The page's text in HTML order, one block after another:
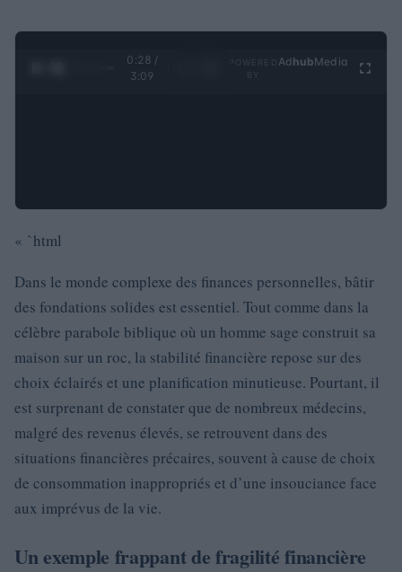
0:29 /
3:09
Ad hubMedia
« `html
Dans le monde complexe des finances personnelles, bâtir
des fondations solides est essentiel. Tout comme dans la
célèbre parabole biblique où un homme sage construit sa
maison sur un roc, la stabilité financière repose sur des
choix éclairés et une planification minutieuse. Pourtant, il
est surprenant de constater que de nombreux médecins,
malgré des revenus élevés, se retrouvent dans des
situations financières précaires, souvent à cause de choix
de consommation inappropriés et d’une insouciance face
aux imprévus de la vie.
Un exemple frappant de fragilité financière